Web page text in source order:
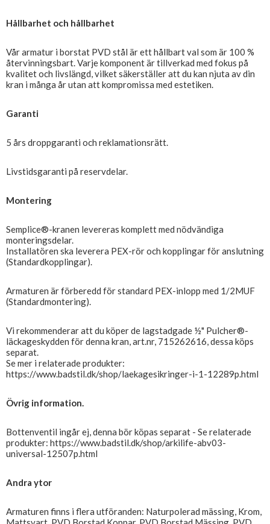
Hållbarhet och hållbarhet
Vår armatur i borstat PVD stål är ett hållbart val som är 100 %
återvinningsbart. Varje komponent är tillverkad med fokus på
kvalitet och livslängd, vilket säkerställer att du kan njuta av din
kran i många år utan att kompromissa med estetiken.
Garanti
5 års droppgaranti och reklamationsrätt.
Livstidsgaranti på reservdelar.
Montering
Semplice®-kranen levereras komplett med nödvändiga
monteringsdelar.
Installatören ska leverera PEX-rör och kopplingar för anslutning
(Standardkopplingar).
Armaturen är förberedd för standard PEX-inlopp med 1/2MUF
(Standardmontering).
Vi rekommenderar att du köper de lagstadgade ½" Pulcher®-
läckageskydden för denna kran, art.nr, 715262616, dessa köps
separat.
Se mer i relaterade produkter:
https://www.badstil.dk/shop/laekagesikringer-i-1-12289p.html
Övrig information.
Bottenventil ingår ej, denna bör köpas separat - Se relaterade
produkter: https://www.badstil.dk/shop/arkilife-abv03-
universal-12507p.html
Andra ytor
Armaturen finns i flera utföranden: Naturpolerad mässing, Krom,